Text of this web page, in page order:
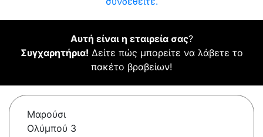
Αυτή είναι η εταιρεία σας?
Συγχαρητήρια! Δείτε πώς μπορείτε να λάβετε το
πακέτο βραβείων!
Μαρούσι
Ολύμπού 3